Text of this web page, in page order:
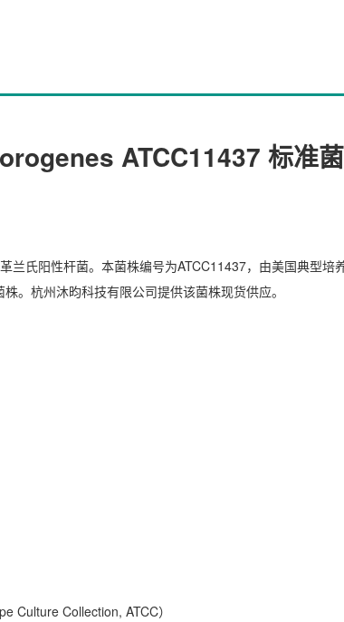
ATCC11437 标准
兰氏阳性杆菌。本菌株编号为ATCC11437，由美国典型培
。杭州沐昀科技有限公司提供该菌株现货供应。
Culture Collection, ATCC）